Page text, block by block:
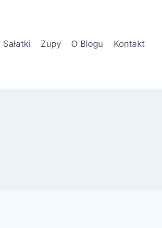
Sałatki Zupy O Blogu Kontakt